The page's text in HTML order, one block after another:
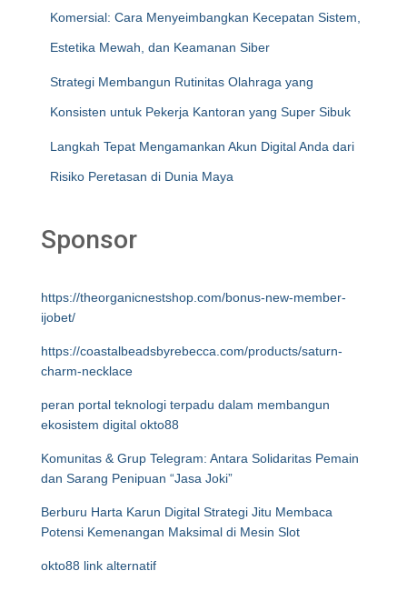
Komersial: Cara Menyeimbangkan Kecepatan Sistem,
Estetika Mewah, dan Keamanan Siber
Strategi Membangun Rutinitas Olahraga yang
Konsisten untuk Pekerja Kantoran yang Super Sibuk
Langkah Tepat Mengamankan Akun Digital Anda dari
Risiko Peretasan di Dunia Maya
Sponsor
https://theorganicnestshop.com/bonus-new-member-
ijobet/
https://coastalbeadsbyrebecca.com/products/saturn-
charm-necklace
peran portal teknologi terpadu dalam membangun
ekosistem digital okto88
Komunitas & Grup Telegram: Antara Solidaritas Pemain
dan Sarang Penipuan “Jasa Joki”
Berburu Harta Karun Digital Strategi Jitu Membaca
Potensi Kemenangan Maksimal di Mesin Slot
okto88 link alternatif